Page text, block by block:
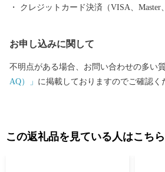
クレジットカード決済（VISA、Master
お申し込みに関して
不明点がある場合、お問い合わせの多い
AQ）」 に掲載しておりますのでご確認く
この返礼品を見ている人はこち